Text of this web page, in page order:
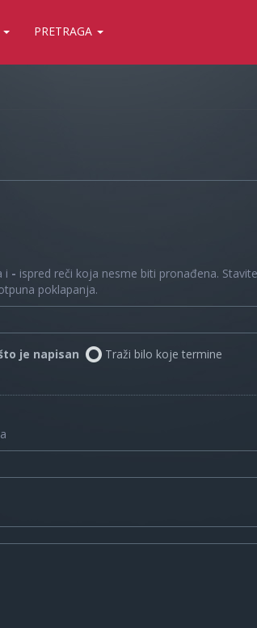
PRETRAGA
i - ispred reči koja nesme biti pronađena.
poklapanja.
je napisan Traži bilo koje termine